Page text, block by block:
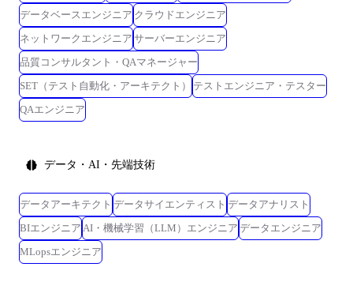
データベースエンジニア クラウドエンジニア
ネットワークエンジニア サーバーエンジニア
品質コンサルタント・QAマネージャー
SET（テスト自動化・アーキテクト）
テストエンジニア・テスター
QAエンジニア
データ・AI・先端技術
データアーキテクト データサイエンティスト データアナリスト
BIエンジニア AI・機械学習（LLM）エンジニア データエンジニア
MLopsエンジニア